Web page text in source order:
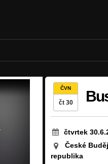
ČVN
čt 30
čtvrtek
České
republika